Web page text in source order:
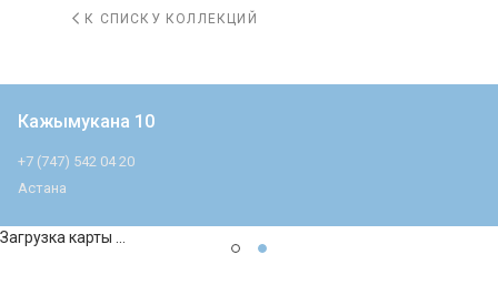
К СПИСКУ КОЛЛЕКЦИЙ
Кажымукана 10
+7 (747) 542 04 20
Астана
Загрузка карты ...